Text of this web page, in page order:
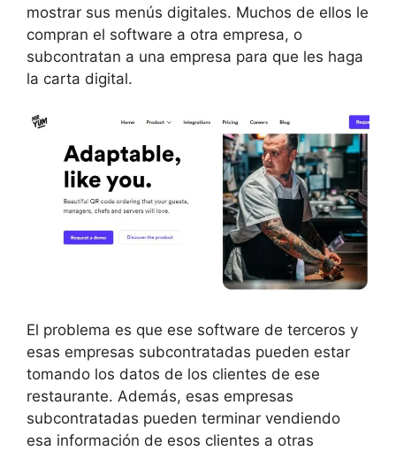
mostrar sus menús digitales. Muchos de ellos le
compran el software a otra empresa, o
subcontratan a una empresa para que les haga
la carta digital.
El problema es que ese software de terceros y
esas empresas subcontratadas pueden estar
tomando los datos de los clientes de ese
restaurante. Además, esas empresas
subcontratadas pueden terminar vendiendo
esa información de esos clientes a otras